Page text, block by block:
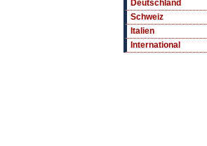
Deutschland
Schweiz
Italien
International